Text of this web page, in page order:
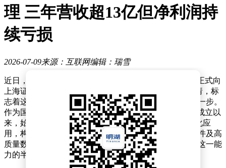
理 三年营收超13亿但净利润持
续亏损
2026-07-09来源：互联网编辑：瑞雪
近日，上海思朗科技股份有限公司（简称“思朗科技”）正式向
上海证券交易所提交了科创板首次公开募股（IPO）申请，标
志着这家专注于芯片设计的企业迈出了资本市场的重要一步。
作为国家级专精特新“小巨人”企业，思朗科技自2016年成立以
来，始终致力于高性能内核架构MaPU的研发及其产业化应
用，构建了从计算架构、芯片设计到整机、工业仿真软件及高
质量数据集的完整生态体系，成为全球范围内少数具备这一能
力的半导体企业之一。